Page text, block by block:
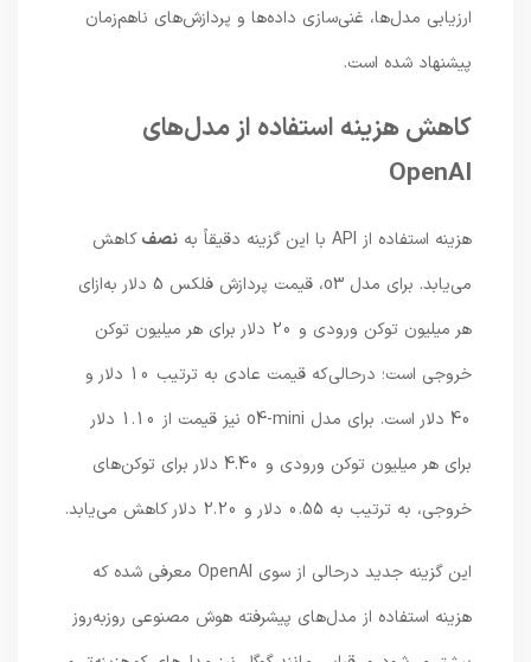
ارزیابی مدل‌ها، غنی‌سازی داده‌ها و پردازش‌های ناهم‌زمان
پیشنهاد شده است.
کاهش هزینه استفاده از مدل‌های
OpenAI
هزینه استفاده از API با این گزینه دقیقاً به نصف کاهش
می‌یابد. برای مدل o3، قیمت پردازش فلکس 5 دلار به‌ازای
هر میلیون توکن ورودی و 20 دلار برای هر میلیون توکن
خروجی است؛ درحالی‌که قیمت عادی به ترتیب 10 دلار و
40 دلار است. برای مدل o4-mini نیز قیمت از 1.10 دلار
برای هر میلیون توکن ورودی و 4.40 دلار برای توکن‌های
خروجی، به ترتیب به 0.55 دلار و 2.20 دلار کاهش می‌یابد.
این گزینه جدید درحالی از سوی OpenAI معرفی شده که
هزینه استفاده از مدل‌های پیشرفته هوش مصنوعی روزبه‌روز